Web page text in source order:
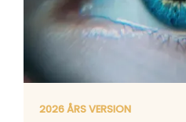
2026 ÅRS VERSION